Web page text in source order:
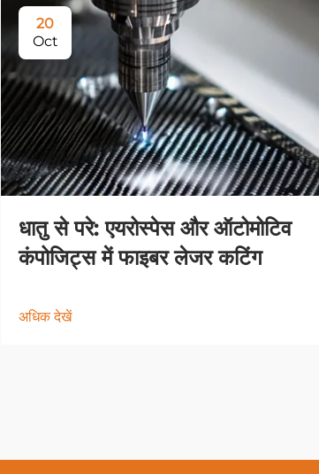
20
Oct
धातु से परे: एयरोस्पेस और ऑटोमोटिव
कंपोजिट्स में फाइबर लेजर कटिंग
अधिक देखें